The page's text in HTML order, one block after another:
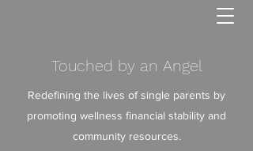
Touched by an Angel
Redefining the lives of single parents by
promoting wellness financial stability and
community resources.